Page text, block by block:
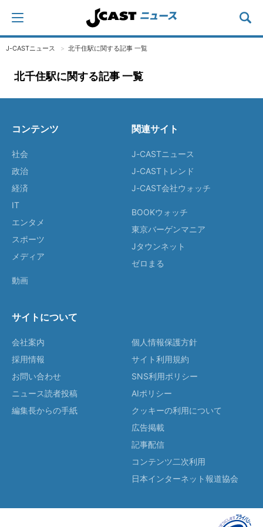
J-CASTニュース 北千住駅に関する記事 一覧
北千住駅に関する記事 一覧
コンテンツ
社会
政治
経済
IT
エンタメ
スポーツ
メディア
動画
関連サイト
J-CASTニュース
J-CASTトレンド
J-CAST会社ウォッチ
BOOKウォッチ
東京バーゲンマニア
Jタウンネット
ゼロまる
サイトについて
会社案内
採用情報
お問い合わせ
ニュース読者投稿
編集長からの手紙
個人情報保護方針
サイト利用規約
SNS利用ポリシー
AIポリシー
クッキーの利用について
広告掲載
記事配信
コンテンツ二次利用
日本インターネット報道協会